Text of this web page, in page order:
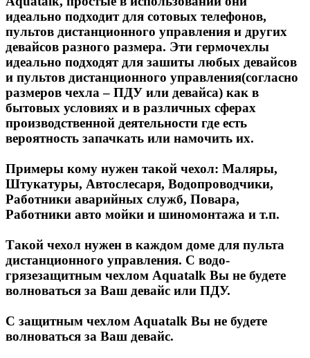
идеально подходит для сотовых телефонов,
пультов дистанционного управления и других
девайсов разного размера. Эти гермочехлы
идеально подходят для зашиты любых девайсов
и пультов дистанционного управления(согласно
размеров чехла – ПДУ или девайса) как в
бытовых условиях и в различных сферах
производственной деятельности где есть
вероятность запачкать или намочить их.
Примеры кому нужен такой чехол: Маляры,
Штукатуры, Автослесаря, Водопроводчики,
Работники аварийных служб, Повара,
Работники авто мойки и шиномонтажа и т.п.
Такой чехол нужен в каждом доме для пульта
дистанционного управления. С водо-
грязезащитным чехлом Aquatalk Вы не будете
волноваться за Ваш девайс или ПДУ.
С защитным чехлом Aquatalk Вы не будете
волноваться за Ваш девайс.